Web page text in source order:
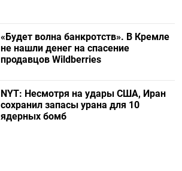
«Будет волна банкротств». В Кремле
не нашли денег на спасение
продавцов Wildberries
NYT: Несмотря на удары США, Иран
сохранил запасы урана для 10
ядерных бомб